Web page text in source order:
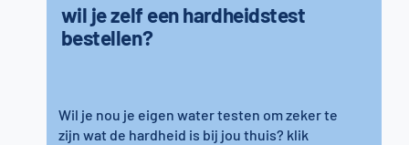
wil je zelf een hardheidstest
bestellen?
Wil je nou je eigen water testen om zeker te
zijn wat de hardheid is bij jou thuis? klik